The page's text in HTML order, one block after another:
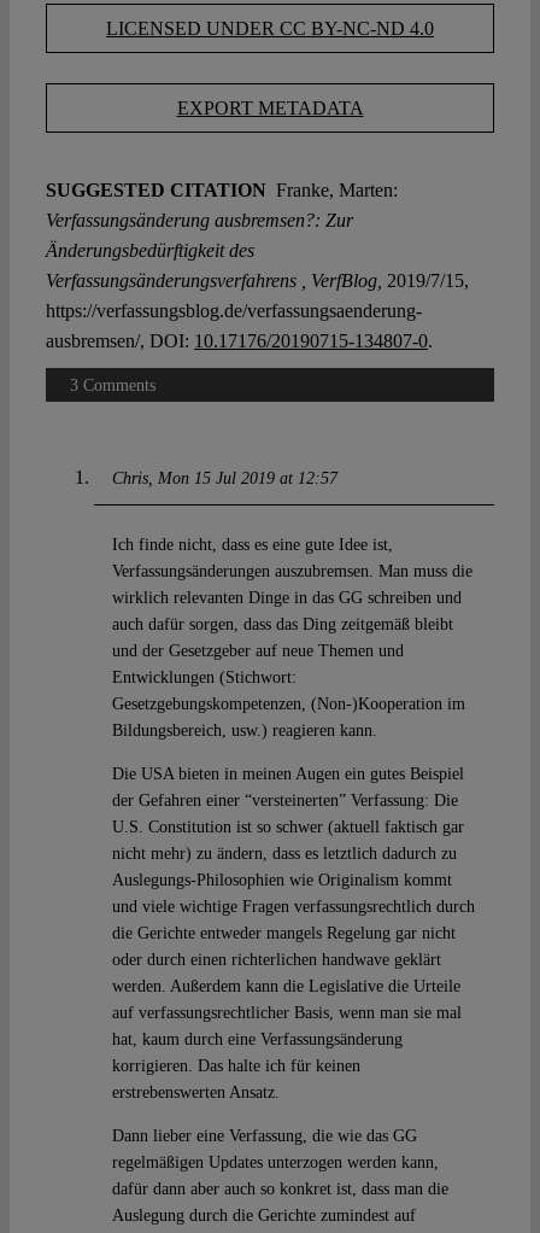
LICENSED UNDER CC BY-NC-ND 4.0
EXPORT METADATA
SUGGESTED CITATION Franke, Marten:
Verfassungsänderung ausbremsen?: Zur
Änderungsbedürftigkeit des
Verfassungsänderungsverfahrens , VerfBlog, 2019/7/15,
https://verfassungsblog.de/verfassungsaenderung-
ausbremsen/, DOI: 10.17176/20190715-134807-0.
3 Comments
Chris Mon 15 Jul 2019 at 12:57
Ich finde nicht, dass es eine gute Idee ist,
Verfassungsänderungen auszubremsen. Man muss die
wirklich relevanten Dinge in das GG schreiben und
auch dafür sorgen, dass das Ding zeitgemäß bleibt
und der Gesetzgeber auf neue Themen und
Entwicklungen (Stichwort:
Gesetzgebungskompetenzen, (Non-)Kooperation im
Bildungsbereich, usw.) reagieren kann.
Die USA bieten in meinen Augen ein gutes Beispiel
der Gefahren einer “versteinerten” Verfassung: Die
U.S. Constitution ist so schwer (aktuell faktisch gar
nicht mehr) zu ändern, dass es letztlich dadurch zu
Auslegungs-Philosophien wie Originalism kommt
und viele wichtige Fragen verfassungsrechtlich durch
die Gerichte entweder mangels Regelung gar nicht
oder durch einen richterlichen handwave geklärt
werden. Außerdem kann die Legislative die Urteile
auf verfassungsrechtlicher Basis, wenn man sie mal
hat, kaum durch eine Verfassungsänderung
korrigieren. Das halte ich für keinen
erstrebenswerten Ansatz.
Dann lieber eine Verfassung, die wie das GG
regelmäßigen Updates unterzogen werden kann,
dafür dann aber auch so konkret ist, dass man die
Auslegung durch die Gerichte zumindest auf